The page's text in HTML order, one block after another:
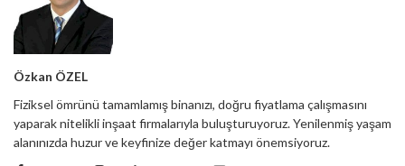
Özkan ÖZEL
Fiziksel ömrünü tamamlamış binanızı, doğru fiyatlama çalışmasını
yaparak nitelikli inşaat firmalarıyla buluşturuyoruz. Yenilenmiş yaşam
alanınızda huzur ve keyfinize değer katmayı önemsiyoruz.